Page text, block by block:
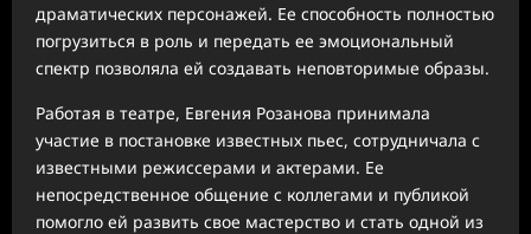
драматических персонажей. Ее способность полностью
погрузиться в роль и передать ее эмоциональный
спектр позволяла ей создавать неповторимые образы.
Работая в театре, Евгения Розанова принимала
участие в постановке известных пьес, сотрудничала с
известными режиссерами и актерами. Ее
непосредственное общение с коллегами и публикой
помогло ей развить свое мастерство и стать одной из